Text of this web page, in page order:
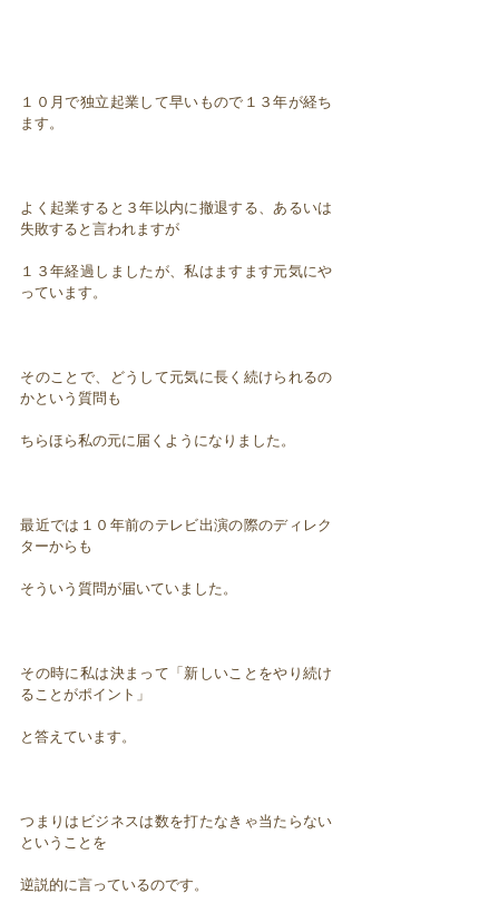
１０月で独立起業して早いもので１３年が経ち
ます。
よく起業すると３年以内に撤退する、あるいは
失敗すると言われますが
１３年経過しましたが、私はますます元気にや
っています。
そのことで、どうして元気に長く続けられるの
かという質問も
ちらほら私の元に届くようになりました。
最近では１０年前のテレビ出演の際のディレク
ターからも
そういう質問が届いていました。
その時に私は決まって「新しいことをやり続け
ることがポイント」
と答えています。
つまりはビジネスは数を打たなきゃ当たらない
ということを
逆説的に言っているのです。